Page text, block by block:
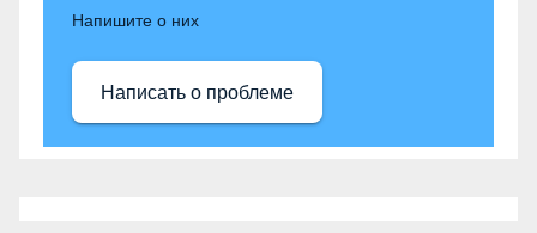
Напишите о них
Написать о проблеме